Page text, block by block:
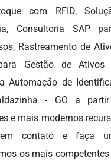
com RFID,
Consultoria SAP
Rastreamento de
Gestão de Ativos
Automação de
- GO a
e mais modernos
contato e faça
os mais